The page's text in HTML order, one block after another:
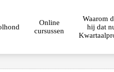
Online
cursussen
Waarom
hij dat